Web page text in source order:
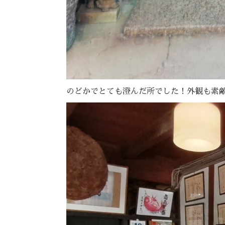
のどかでとても澄んだ所でした！外観も素